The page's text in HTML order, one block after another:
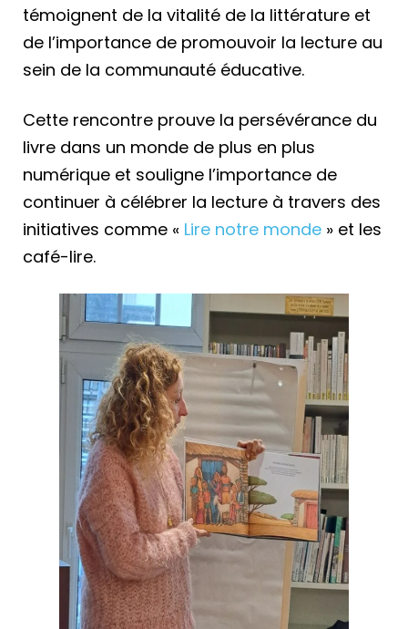
témoignent de la vitalité de la littérature et
de l’importance de promouvoir la lecture au
sein de la communauté éducative.
Cette rencontre prouve la persévérance du
livre dans un monde de plus en plus
numérique et souligne l’importance de
continuer à célébrer la lecture à travers des
initiatives comme « Lire notre monde » et les
café-lire.